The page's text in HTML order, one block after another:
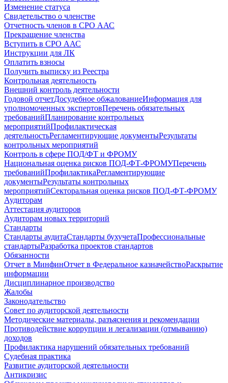
Изменение статуса
Свидетельство о членстве
Отчетность членов в СРО ААС
Прекращение членства
Вступить в СРО ААС
Инструкции для ЛК
Оплатить взносы
Получить выписку из Реестра
Контрольная деятельность
Внешний контроль деятельности
Годовой отчетДосудебное обжалованиеИнформация для
уполномоченных экспертовПеречень обязательных
требованийПланирование контрольных
мероприятийПрофилактическая
деятельностьРегламентирующие документыРезультаты
контрольных мероприятий
Контроль в сфере ПОД/ФТ и ФРОМУ
Национальная оценка рисков ПОД-ФТ-ФРОМУПеречень
требованийПрофилактикаРегламентирующие
документыРезультаты контрольных
мероприятийСекторальная оценка рисков ПОД-ФТ-ФРОМУ
Аудиторам
Аттестация аудиторов
Аудиторам новых территорий
Стандарты
Стандарты аудитаСтандарты бухучетаПрофессиональные
стандартыРазработка проектов стандартов
Обязанности
Отчет в МинфинОтчет в Федеральное казначействоРаскрытие
информации
Дисциплинарное производство
Жалобы
Законодательство
Совет по аудиторской деятельности
Методические материалы, разъяснения и рекомендации
Противодействие коррупции и легализации (отмыванию)
доходов
Профилактика нарушений обязательных требований
Судебная практика
Развитие аудиторской деятельности
Антикризис